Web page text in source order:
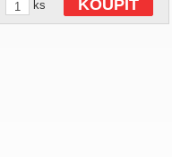
ks KOUPIT